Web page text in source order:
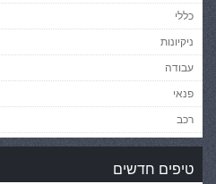
כללי
ניקיונות
עבודה
פנאי
רכב
טיפים חדשים